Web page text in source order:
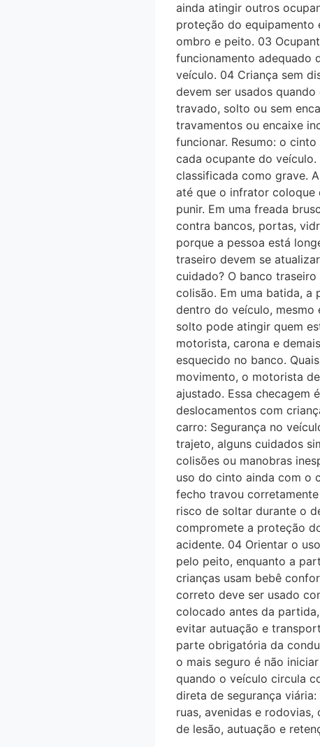
ainda atingir outros
proteção do equipamento
ombro e peito. 03
funcionamento adequado
veículo. 04 Criança sem
devem ser usados
travado, solto ou sem
travamentos ou encaixe
funcionar. Resumo: o
cada ocupante do
classificada como grave.
até que o infrator coloque
punir. Em uma freada
contra bancos, portas,
porque a pessoa está
traseiro devem se
cuidado? O banco
colisão. Em uma batida, a
dentro do veículo, mesmo
solto pode atingir quem
motorista, carona e
esquecido no banco.
movimento, o motorista
ajustado. Essa checagem
deslocamentos com
carro: Segurança no
trajeto, alguns cuidados
colisões ou manobras
uso do cinto ainda com o
fecho travou
risco de soltar durante o
compromete a proteção
acidente. 04 Orientar o
pelo peito, enquanto a
crianças usam bebê
correto deve ser usado
colocado antes da
evitar autuação e
parte obrigatória da
o mais seguro é não
quando o veículo circula
direta de segurança
ruas, avenidas e
de lesão, autuação e